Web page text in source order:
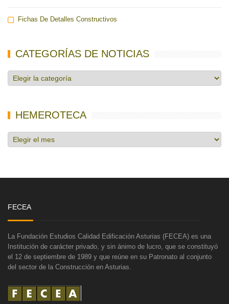
Fichas De Detalles Constructivos
CATEGORÍAS DE NOTICIAS
Categorías
de
HEMEROTECA
Hemeroteca
FECEA
La Fundación Estudios Calidad Edificación Asturias (FECEA) es una
Institución de carácter privado, y sin ánimo de lucro, que se constituyó
el 12 de septiembre de 1989 y que reúne en su Patronato al conjunto
del sector de la Construcción en Asturias.